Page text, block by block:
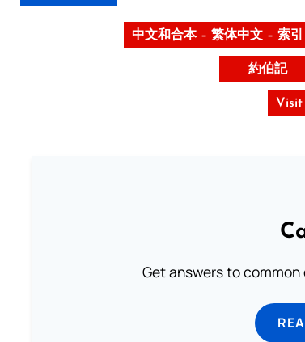
中文和合本 – 繁体中文 – 索引
約伯記
Visit
Get answers to